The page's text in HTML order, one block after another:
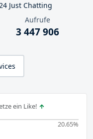
Just Chatting
Aufrufe
3 447 906
ein Like!
20.65%